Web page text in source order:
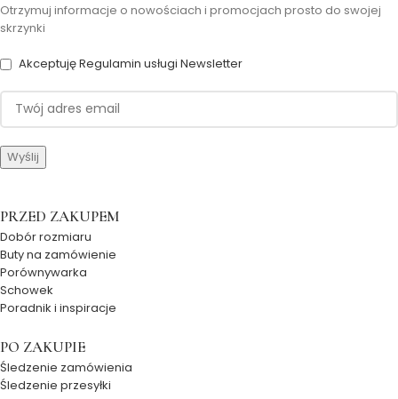
Otrzymuj informacje o nowościach i promocjach prosto do swojej
skrzynki
Akceptuję Regulamin usługi Newsletter
PRZED ZAKUPEM
Dobór rozmiaru
Buty na zamówienie
Porównywarka
Schowek
Poradnik i inspiracje
PO ZAKUPIE
Śledzenie zamówienia
Śledzenie przesyłki